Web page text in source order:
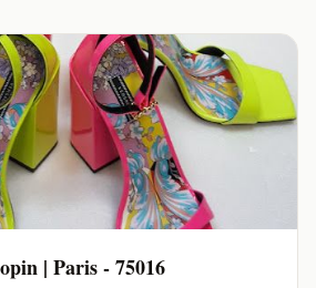
| Paris - 75016